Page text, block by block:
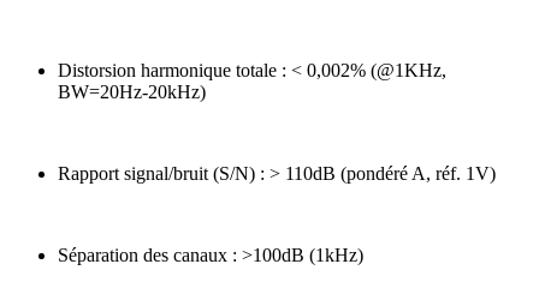
Distorsion harmonique totale : < 0,002% (@1KHz,
BW=20Hz-20kHz)
Rapport signal/bruit (S/N) : > 110dB (pondéré A, réf. 1V)
Séparation des canaux : >100dB (1kHz)